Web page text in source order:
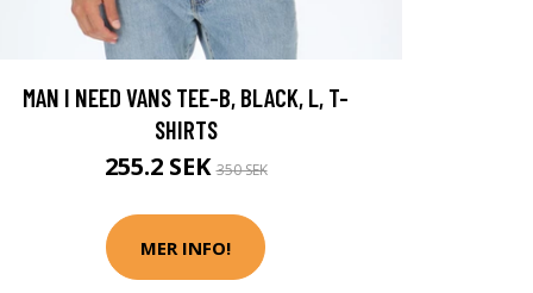
MAN I NEED VANS TEE-B, BLACK, L, T-
SHIRTS
255.2 SEK350 SEK
MER INFO!